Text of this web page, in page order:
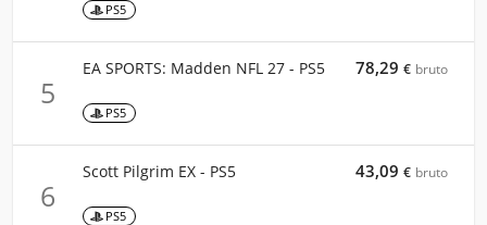
PS5
5
EA SPORTS: Madden NFL 27 - PS5
PS5
78,29 € bruto
6
Scott Pilgrim EX - PS5
PS5
43,09 € bruto